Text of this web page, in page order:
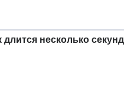
длится несколько